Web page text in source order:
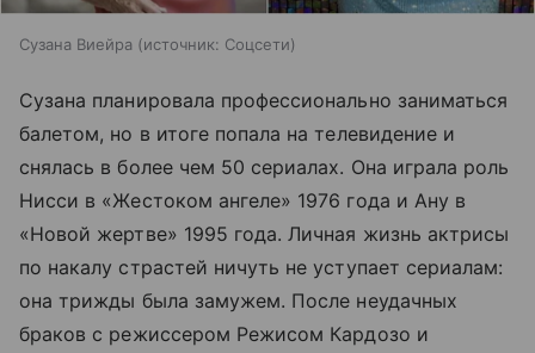
Сузана Виейра источник: Соцсети
Сузана планировала профессионально заниматься
балетом, но в итоге попала на телевидение и
снялась в более чем 50 сериалах. Она играла роль
Нисси в «Жестоком ангеле» 1976 года и Ану в
«Новой жертве» 1995 года. Личная жизнь актрисы
по накалу страстей ничуть не уступает сериалам:
она трижды была замужем. После неудачных
браков с режиссером Режисом Кардозо и